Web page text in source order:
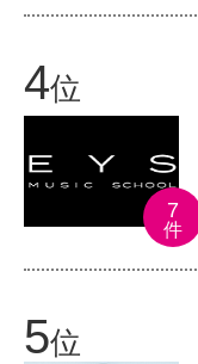
4位
7
件
5位